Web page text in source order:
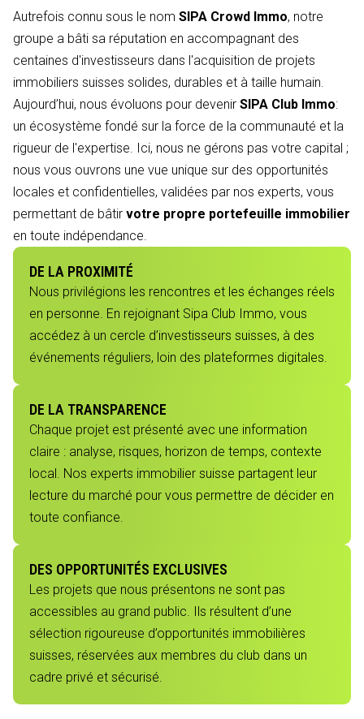
Autrefois connu sous le nom SIPA Crowd Immo, notre
groupe a bâti sa réputation en accompagnant des
centaines d'investisseurs dans l'acquisition de projets
immobiliers suisses solides, durables et à taille humain.
Aujourd’hui, nous évoluons pour devenir SIPA Club Immo:
un écosystème fondé sur la force de la communauté et la
rigueur de l'expertise. Ici, nous ne gérons pas votre capital ;
nous vous ouvrons une vue unique sur des opportunités
locales et confidentielles, validées par nos experts, vous
permettant de bâtir votre propre portefeuille immobilier
en toute indépendance.
DE LA PROXIMITÉ
Nous privilégions les rencontres et les échanges réels
en personne. En rejoignant Sipa Club Immo, vous
accédez à un cercle d’investisseurs suisses, à des
événements réguliers, loin des plateformes digitales.
DE LA TRANSPARENCE
Chaque projet est présenté avec une information
claire : analyse, risques, horizon de temps, contexte
local. Nos experts immobilier suisse partagent leur
lecture du marché pour vous permettre de décider en
toute confiance.
DES OPPORTUNITÉS EXCLUSIVES
Les projets que nous présentons ne sont pas
accessibles au grand public. Ils résultent d’une
sélection rigoureuse d’opportunités immobilières
suisses, réservées aux membres du club dans un
cadre privé et sécurisé.